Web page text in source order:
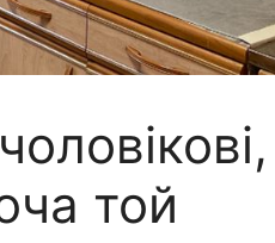
той